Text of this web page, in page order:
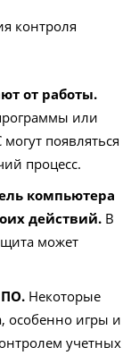
контроля
от работы.
или
появляться
процесс.
компьютера
действий. В
может
ПО. Некоторые
особенно игры и
учетных